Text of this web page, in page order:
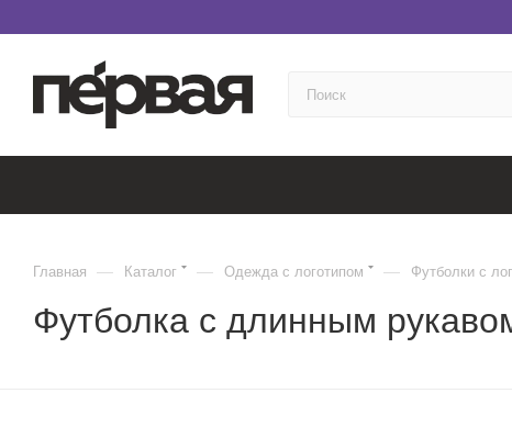
Главная — Каталог — Одежда с логотипом — Футболки с
Футболка с длинным